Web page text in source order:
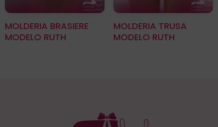
MOLDERIA BRASIERE
MODELO RUTH
MOLDERIA TRUSA
MODELO RUTH